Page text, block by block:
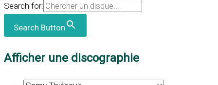
Search for:
Search Button
Afficher une discographie